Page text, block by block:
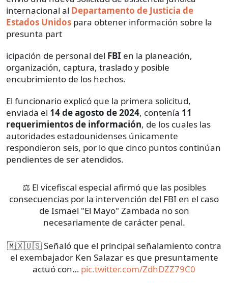
internacional al Departamento de Justicia de
Estados Unidos para obtener información sobre la
presunta part
icipación de personal del FBI en la planeación,
organización, captura, traslado y posible
encubrimiento de los hechos.
El funcionario explicó que la primera solicitud,
enviada el 14 de agosto de 2024, contenía 11
requerimientos de información, de los cuales las
autoridades estadounidenses únicamente
respondieron seis, por lo que cinco puntos continúan
pendientes de ser atendidos.
⚖️ El vicefiscal especial afirmó que las posibles
consecuencias por la intervención del FBI en el caso
de Ismael "El Mayo" Zambada no son
necesariamente de carácter penal.
🇲🇽🇺🇸 Señaló que el principal señalamiento contra
el exembajador Ken Salazar es que presuntamente
actuó con… pic.twitter.com/ZdhDZZ79C0